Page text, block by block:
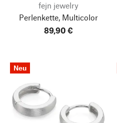
fejn jewelry
Perlenkette, Multicolor
89,90 €
Neu